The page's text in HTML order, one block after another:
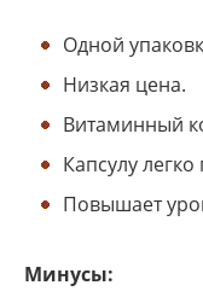
Одной
Низкая цена.
Витаминный
Капсулу легко
Повышает
Минусы: